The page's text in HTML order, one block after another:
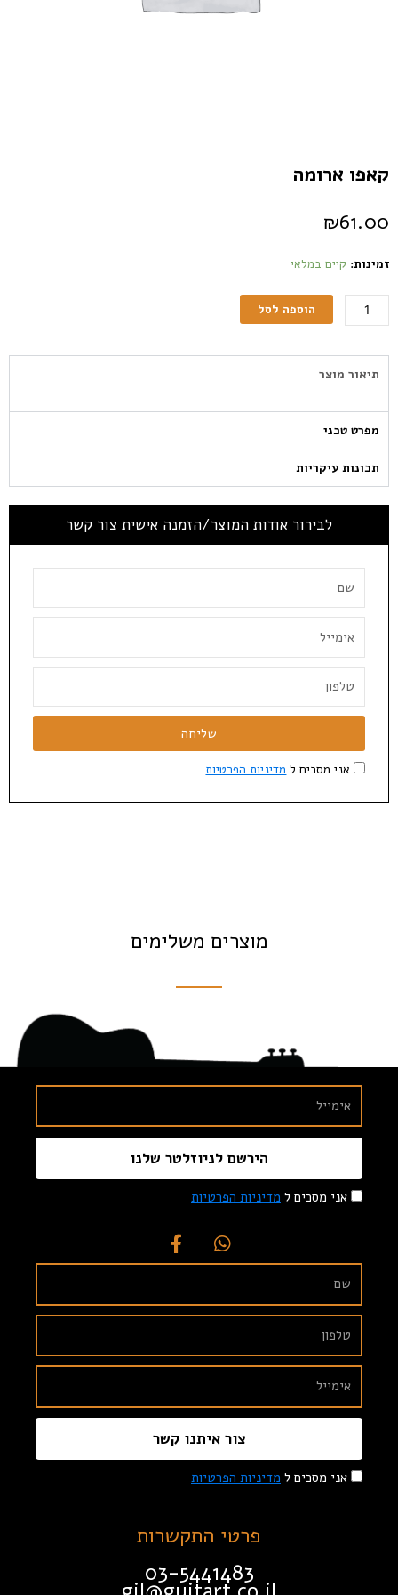
קאפו ארומה
₪61.00
זמינות: קיים במלאי
הוספה לסל
תיאור מוצר
מפרט טכני
תכונות עיקריות
לבירור אודות המוצר/הזמנה אישית צור קשר
אני מסכים ל מדיניות הפרטיות
שליחה
מוצרים משלימים
אני מסכים ל מדיניות הפרטיות
הירשם לניוזלטר שלנו
אני מסכים ל מדיניות הפרטיות
צור איתנו קשר
פרטי התקשרות
03-5441483